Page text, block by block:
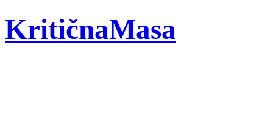
KritičnaMasa